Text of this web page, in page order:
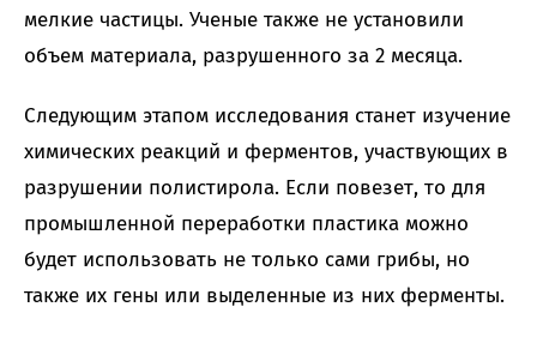
мелкие частицы. Ученые также не установили
объем материала, разрушенного за 2 месяца.
Следующим этапом исследования станет изучение
химических реакций и ферментов, участвующих в
разрушении полистирола. Если повезет, то для
промышленной переработки пластика можно
будет использовать не только сами грибы, но
также их гены или выделенные из них ферменты.